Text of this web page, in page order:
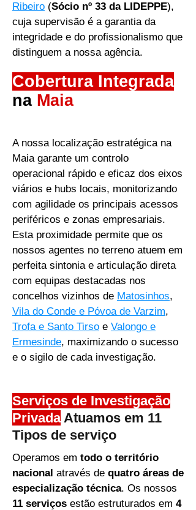
Ribeiro (Sócio nº 33 da LIDEPPE),
cuja supervisão é a garantia da
integridade e do profissionalismo que
distinguem a nossa agência.
Cobertura Integrada
na Maia
A nossa localização estratégica na
Maia garante um controlo
operacional rápido e eficaz dos eixos
viários e hubs locais, monitorizando
com agilidade os principais acessos
periféricos e zonas empresariais.
Esta proximidade permite que os
nossos agentes no terreno atuem em
perfeita sintonia e articulação direta
com equipas destacadas nos
concelhos vizinhos de Matosinhos,
Vila do Conde e Póvoa de Varzim,
Trofa e Santo Tirso e Valongo e
Ermesinde, maximizando o sucesso
e o sigilo de cada investigação.
Serviços de Investigação
Privada Atuamos em 11
Tipos de serviço
Operamos em todo o território
nacional através de quatro áreas de
especialização técnica. Os nossos
11 serviços estão estruturados em 4